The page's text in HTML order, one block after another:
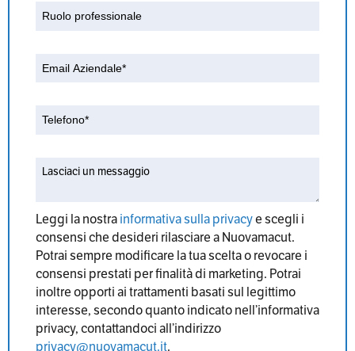
Leggi la nostrainformativa sulla privacye scegli i
consensi che desideri rilasciare a Nuovamacut.
Potrai sempre modificare la tua scelta o revocare i
consensi prestati per finalità di marketing. Potrai
inoltre opporti ai trattamenti basati sul legittimo
interesse, secondo quanto indicato nell’informativa
privacy, contattandoci all’indirizzo
privacy@nuovamacut.it.